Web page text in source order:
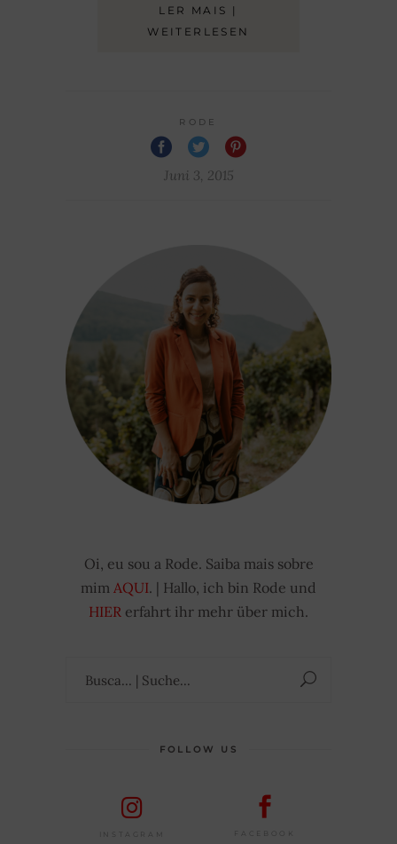
LER MAIS |
WEITERLESEN
RODE
Juni 3, 2015
Oi, eu sou a Rode. Saiba mais sobre
mim AQUI. | Hallo, ich bin Rode und
HIER erfahrt ihr mehr über mich.
FOLLOW US
INSTAGRAM FACEBOOK